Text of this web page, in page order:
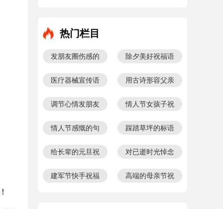
热门栏目
发朋友圈伤感的
除夕美好祝福语
医疗器械宣传语
用古诗形容父亲
调节心情发朋友
情人节女孩子祝
情人节感慨的句
踩踏草坪的标语
给长辈的元旦祝
对已逝时光悼念
建军节快手祝福
高端的母亲节祝